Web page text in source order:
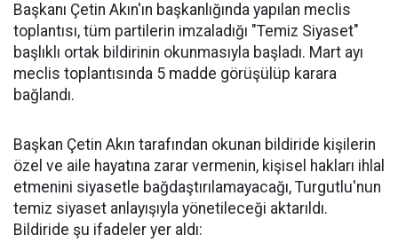
Başkanı Çetin Akın'ın başkanlığında yapılan meclis
toplantısı, tüm partilerin imzaladığı "Temiz Siyaset"
başlıklı ortak bildirinin okunmasıyla başladı. Mart ayı
meclis toplantısında 5 madde görüşülüp karara
bağlandı.
Başkan Çetin Akın tarafından okunan bildiride kişilerin
özel ve aile hayatına zarar vermenin, kişisel hakları ihlal
etmenini siyasetle bağdaştırılamayacağı, Turgutlu'nun
temiz siyaset anlayışıyla yönetileceği aktarıldı.
Bildiride şu ifadeler yer aldı: